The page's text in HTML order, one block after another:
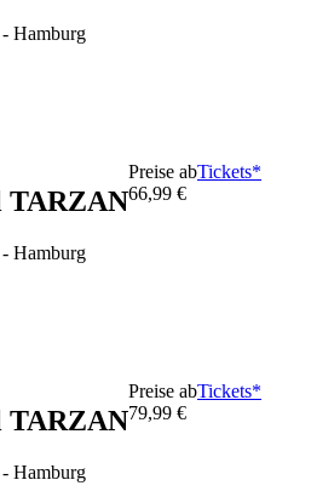
- Hamburg
TARZAN
- Hamburg
Preise ab
66,99 €
Tickets*
TARZAN
- Hamburg
Preise ab
79,99 €
Tickets*